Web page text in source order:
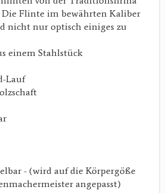
Die Flinte im bewährten Kaliber
nicht nur optisch einiges zu
einem Stahlstück
Lauf
- (wird auf die Körpergöße
angepasst)